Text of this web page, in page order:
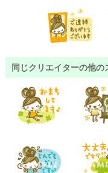
同じクリエイターの他の